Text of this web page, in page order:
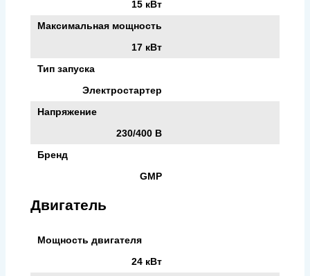
15 кВт
Максимальная мощность
17 кВт
Тип запуска
Электростартер
Напряжение
230/400 В
Бренд
GMP
Двигатель
Мощность двигателя
24 кВт